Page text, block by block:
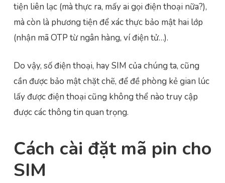
tiện liên lạc (mà thực ra, mấy ai gọi điện thoại nữa?),
mà còn là phương tiện để xác thực bảo mật hai lớp
(nhận mã OTP từ ngân hàng, ví điện tử…).
Do vậy, số điện thoại, hay SIM của chúng ta, cũng
cần được bảo mật chặt chẽ, để đề phòng kẻ gian lúc
lấy được điện thoại cũng không thể nào truy cập
được các thông tin quan trọng.
Cách cài đặt mã pin cho
SIM